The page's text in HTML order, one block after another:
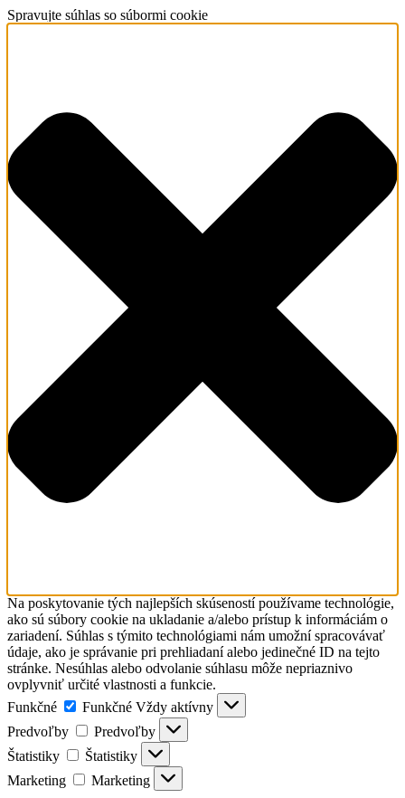
Spravujte súhlas so súbormi cookie
Na poskytovanie tých najlepších skúseností používame technológie,
ako sú súbory cookie na ukladanie a/alebo prístup k informáciám o
zariadení. Súhlas s týmito technológiami nám umožní spracovávať
údaje, ako je správanie pri prehliadaní alebo jedinečné ID na tejto
stránke. Nesúhlas alebo odvolanie súhlasu môže nepriaznivo
ovplyvniť určité vlastnosti a funkcie.
Funkčné
Funkčné Vždy aktívny
Predvoľby
Predvoľby
Štatistiky
Štatistiky
Marketing
Marketing